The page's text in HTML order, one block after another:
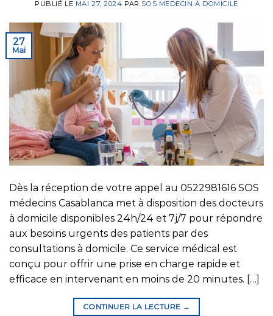
PUBLIÉ LE MAI 27, 2024 PAR SOS MEDECIN À DOMICILE
27
Mai
Dès la réception de votre appel au 0522981616 SOS
médecins Casablanca met à disposition des docteurs
à domicile disponibles 24h/24 et 7j/7 pour répondre
aux besoins urgents des patients par des
consultations à domicile. Ce service médical est
conçu pour offrir une prise en charge rapide et
efficace en intervenant en moins de 20 minutes. […]
CONTINUER LA LECTURE →